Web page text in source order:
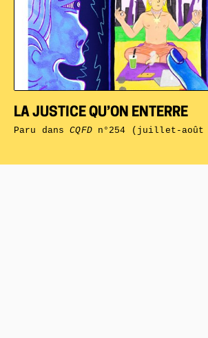
LA JUSTICE QU’ON ENTERRE
Paru dansCQFDn°254 (juillet-août